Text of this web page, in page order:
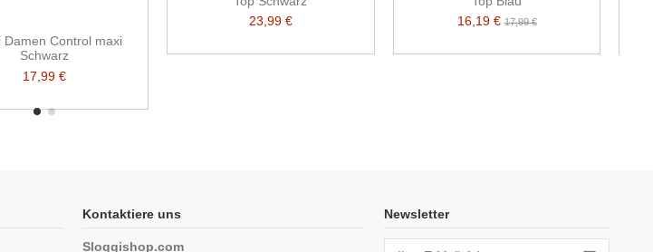
Damen Control maxi
Schwarz
17,99 €
23,99 €
16,19 €17,99 €
Kontaktiere uns
Sloggishop.com
Newsletter